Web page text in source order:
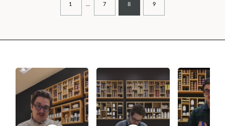
1 … 7 8 9